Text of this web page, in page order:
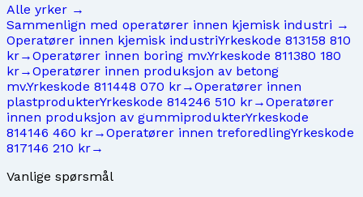
Alle yrker →
Sammenlign med operatører innen kjemisk industri →
Operatører innen kjemisk industriYrkeskode 813158 810
kr→Operatører innen boring mv.Yrkeskode 811380 180
kr→Operatører innen produksjon av betong
mv.Yrkeskode 811448 070 kr→Operatører innen
plastprodukterYrkeskode 814246 510 kr→Operatører
innen produksjon av gummiprodukterYrkeskode
814146 460 kr→Operatører innen treforedlingYrkeskode
817146 210 kr→
Vanlige spørsmål